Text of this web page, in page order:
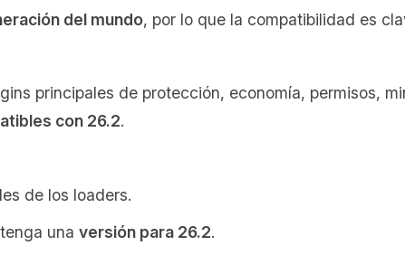
del mundo, por lo que la compatibilidad es
principales de protección, economía, permisos,
con 26.2.
de los loaders.
una versión para 26.2.